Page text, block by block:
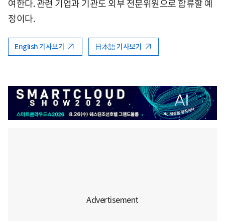
여한다. 관련 기업과 기관도 외부 전문위원으로 합류할 예
정이다.
English 기사보기 日本語 기사보기